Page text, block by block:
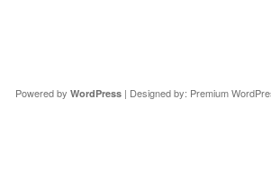
Powered by WordPress| Designed by: Premium